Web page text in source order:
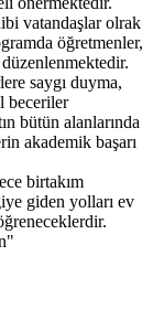
vatandaşlar olrak
öğretmenler,
düzenlenmektedir.
saygı duyma,
beceriler
bütün alanlarında
akademik başarı
birtakım
giden yolları ev